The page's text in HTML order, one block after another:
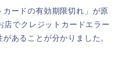
ードの有効期限切れ」が原
店でクレジットカードエラー
あることが分かりました。